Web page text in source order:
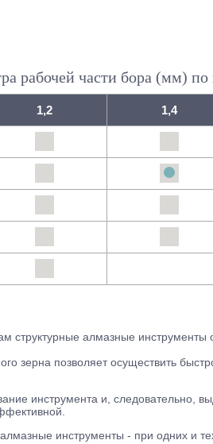
рабочей части бора (мм)
1,2 1,4
структурные алмазные инструменты
зерна позволяет осуществить
инструмента и, следовательно,
инструменты - при одних и